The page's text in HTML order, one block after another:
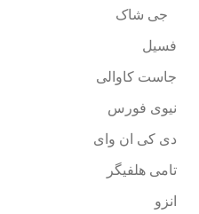
جی شاک
فسیل
جاست کاوالی
نیوی فورس
دی کی ان وای
تامی هلفیگر
انزو